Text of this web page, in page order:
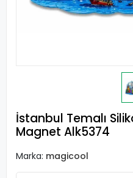
İstanbul Temalı
Magnet Alk5374
Marka: magicool